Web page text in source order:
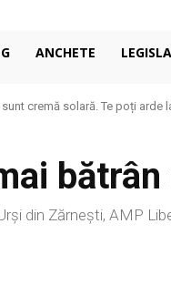
ANCHETE
cremă solară. Te poți arde
din Zărnești, AMP